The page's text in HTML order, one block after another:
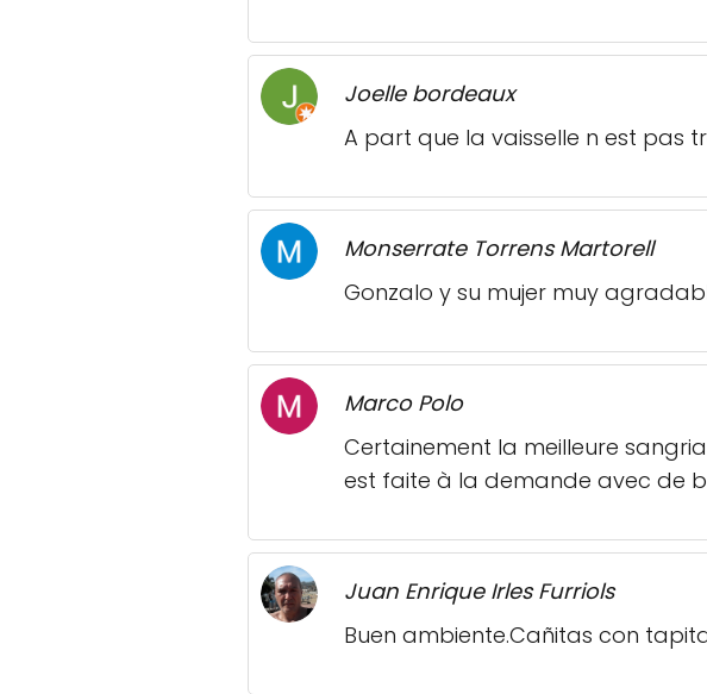
Joelle bordeaux
A part que la vaisselle n est pas
Monserrate Torrens Martorell
Gonzalo y su mujer muy
Marco Polo
Certainement la meilleure
est faite à la demande avec de
Juan Enrique Irles Furriols
Buen ambiente.Cañitas con